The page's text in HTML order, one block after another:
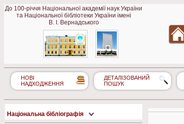
До 100-річчя Національної академії наук України
та Національної бібліотеки України імені
В. І. Вернадського
НОВІ
НАДХОДЖЕННЯ
ДЕТАЛІЗОВАНИЙ
ПОШУК
Національна бібліографія